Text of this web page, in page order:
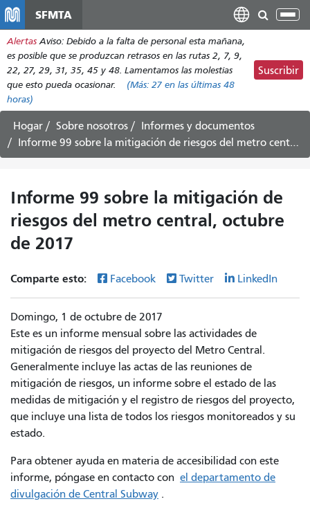
contenido
principal
SFMTA
Alertas Aviso: Debido a la falta de personal esta mañana,
es posible que se produzcan retrasos en las rutas 2, 7, 9,
22, 27, 29, 31, 35, 45 y 48. Lamentamos las molestias
que esto pueda ocasionar.
(Más: 27 en las últimas 48
horas)
Suscribir
Hogar Sobre nosotros
Informes y documentos
Informe 99 sobre la mitigación de riesgos del metro central, octubre de 2017
Informe 99 sobre la mitigación de
riesgos del metro central, octubre
de 2017
Comparte esto: Facebook Twitter LinkedIn
Domingo, 1 de octubre de 2017
Este es un informe mensual sobre las actividades de
mitigación de riesgos del proyecto del Metro Central.
Generalmente incluye las actas de las reuniones de
mitigación de riesgos, un informe sobre el estado de las
medidas de mitigación y el registro de riesgos del proyecto,
que incluye una lista de todos los riesgos monitoreados y su
estado.
Para obtener ayuda en materia de accesibilidad con este
informe, póngase en contacto con el departamento de
divulgación de Central Subway .